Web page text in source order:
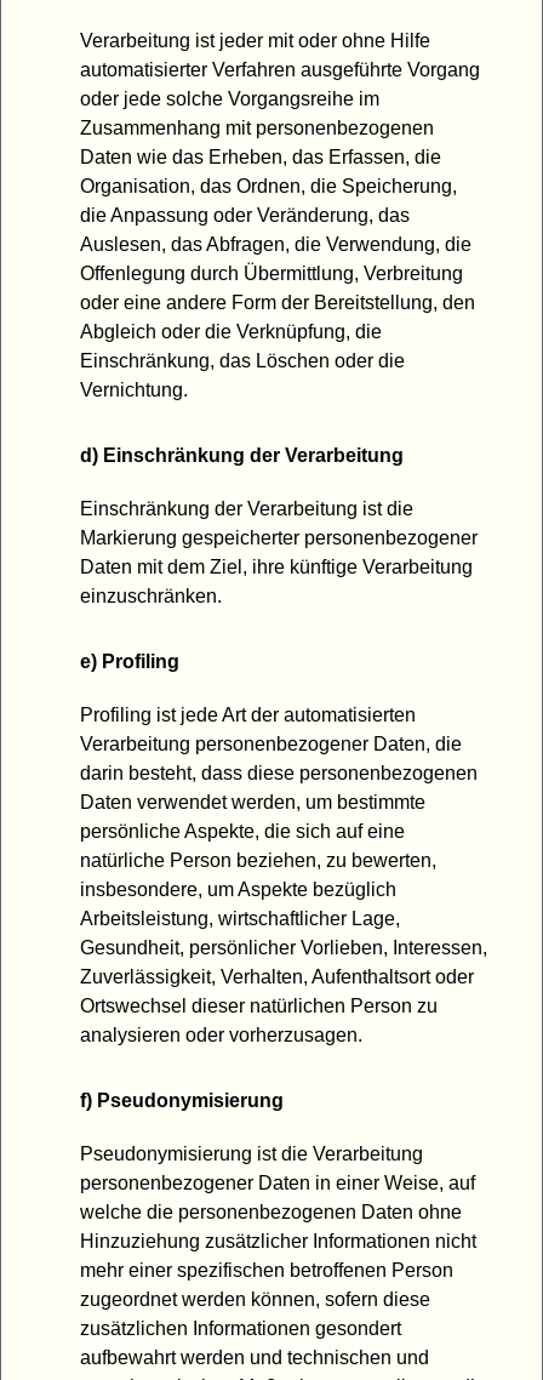
Verarbeitung ist jeder mit oder ohne Hilfe
automatisierter Verfahren ausgeführte Vorgang
oder jede solche Vorgangsreihe im
Zusammenhang mit personenbezogenen
Daten wie das Erheben, das Erfassen, die
Organisation, das Ordnen, die Speicherung,
die Anpassung oder Veränderung, das
Auslesen, das Abfragen, die Verwendung, die
Offenlegung durch Übermittlung, Verbreitung
oder eine andere Form der Bereitstellung, den
Abgleich oder die Verknüpfung, die
Einschränkung, das Löschen oder die
Vernichtung.
d) Einschränkung der Verarbeitung
Einschränkung der Verarbeitung ist die
Markierung gespeicherter personenbezogener
Daten mit dem Ziel, ihre künftige Verarbeitung
einzuschränken.
e) Profiling
Profiling ist jede Art der automatisierten
Verarbeitung personenbezogener Daten, die
darin besteht, dass diese personenbezogenen
Daten verwendet werden, um bestimmte
persönliche Aspekte, die sich auf eine
natürliche Person beziehen, zu bewerten,
insbesondere, um Aspekte bezüglich
Arbeitsleistung, wirtschaftlicher Lage,
Gesundheit, persönlicher Vorlieben, Interessen,
Zuverlässigkeit, Verhalten, Aufenthaltsort oder
Ortswechsel dieser natürlichen Person zu
analysieren oder vorherzusagen.
f) Pseudonymisierung
Pseudonymisierung ist die Verarbeitung
personenbezogener Daten in einer Weise, auf
welche die personenbezogenen Daten ohne
Hinzuziehung zusätzlicher Informationen nicht
mehr einer spezifischen betroffenen Person
zugeordnet werden können, sofern diese
zusätzlichen Informationen gesondert
aufbewahrt werden und technischen und